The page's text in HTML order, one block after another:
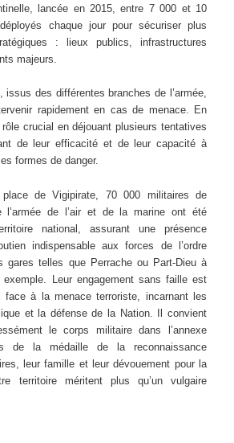
lancée en 2015, entre 7 000 et 10
chaque jour pour sécuriser plus
: lieux publics, infrastructures
majeurs.
issus des différentes branches de l’armée,
rapidement en cas de menace. En
crucial en déjouant plusieurs tentatives
de leur efficacité et de leur capacité à
formes de danger.
de Vigipirate, 70 000 militaires de
l’armée de l’air et de la marine ont été
national, assurant une présence
indispensable aux forces de l’ordre
gares telles que Perrache ou Part-Dieu à
Leur engagement sans faille est
face à la menace terroriste, incarnant les
et la défense de la Nation. Il convient
le corps militaire dans l’annexe
de la médaille de la reconnaissance
leur famille et leur dévouement pour la
territoire méritent plus qu’un vulgaire